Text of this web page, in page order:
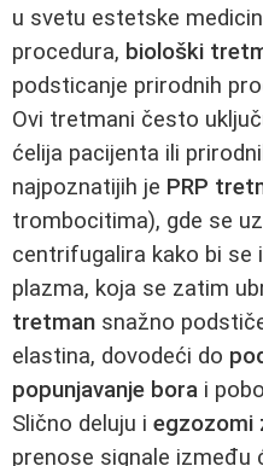
u svetu estetske
procedura, biološki
podsticanje prirodnih
Ovi tretmani često
ćelija pacijenta ili
najpoznatijih je PRP
trombocitima), gde se
centrifugalira kako bi se
plazma, koja se zatim
tretman snažno
elastina, dovodeći do
popunjavanje bora i
Slično deluju i egzozomi
prenose signale između